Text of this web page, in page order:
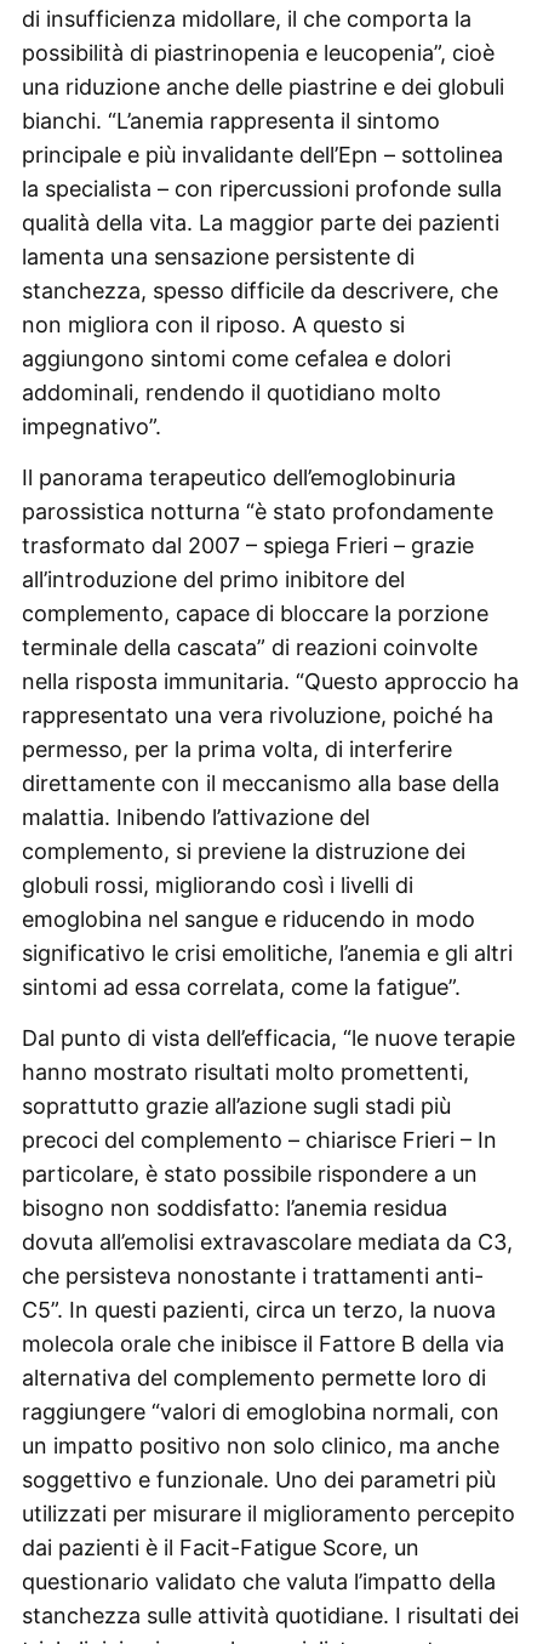
di insufficienza midollare, il che comporta la
possibilità di piastrinopenia e leucopenia”, cioè
una riduzione anche delle piastrine e dei globuli
bianchi. “L’anemia rappresenta il sintomo
principale e più invalidante dell’Epn – sottolinea
la specialista – con ripercussioni profonde sulla
qualità della vita. La maggior parte dei pazienti
lamenta una sensazione persistente di
stanchezza, spesso difficile da descrivere, che
non migliora con il riposo. A questo si
aggiungono sintomi come cefalea e dolori
addominali, rendendo il quotidiano molto
impegnativo”.
Il panorama terapeutico dell’emoglobinuria
parossistica notturna “è stato profondamente
trasformato dal 2007 – spiega Frieri – grazie
all’introduzione del primo inibitore del
complemento, capace di bloccare la porzione
terminale della cascata” di reazioni coinvolte
nella risposta immunitaria. “Questo approccio ha
rappresentato una vera rivoluzione, poiché ha
permesso, per la prima volta, di interferire
direttamente con il meccanismo alla base della
malattia. Inibendo l’attivazione del
complemento, si previene la distruzione dei
globuli rossi, migliorando così i livelli di
emoglobina nel sangue e riducendo in modo
significativo le crisi emolitiche, l’anemia e gli altri
sintomi ad essa correlata, come la fatigue”.
Dal punto di vista dell’efficacia, “le nuove terapie
hanno mostrato risultati molto promettenti,
soprattutto grazie all’azione sugli stadi più
precoci del complemento – chiarisce Frieri – In
particolare, è stato possibile rispondere a un
bisogno non soddisfatto: l’anemia residua
dovuta all’emolisi extravascolare mediata da C3,
che persisteva nonostante i trattamenti anti-
C5”. In questi pazienti, circa un terzo, la nuova
molecola orale che inibisce il Fattore B della via
alternativa del complemento permette loro di
raggiungere “valori di emoglobina normali, con
un impatto positivo non solo clinico, ma anche
soggettivo e funzionale. Uno dei parametri più
utilizzati per misurare il miglioramento percepito
dai pazienti è il Facit-Fatigue Score, un
questionario validato che valuta l’impatto della
stanchezza sulle attività quotidiane. I risultati dei